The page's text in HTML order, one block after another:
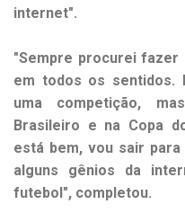
internet".
"Sempre procurei fazer
em todos os sentidos.
uma competição,
Brasileiro e na Copa
está bem, vou sair
alguns gênios da
futebol", completou.